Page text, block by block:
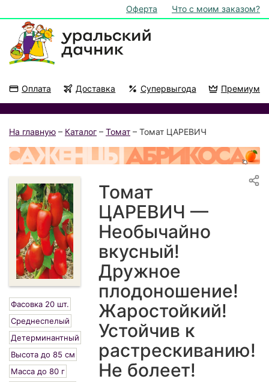
Оферта Что с моим заказом?
Оплата Доставка Супервыгода Премиум
На главную – Каталог – Томат – Томат ЦАРЕВИЧ
Фасовка 20 шт.
Среднеспелый
Детерминантный
Высота до 85 см
Масса до 80 г
Томат
ЦАРЕВИЧ —
Необычайно
вкусный!
Дружное
плодоношение!
Жаростойкий!
Устойчив к
растрескиванию!
Не болеет!